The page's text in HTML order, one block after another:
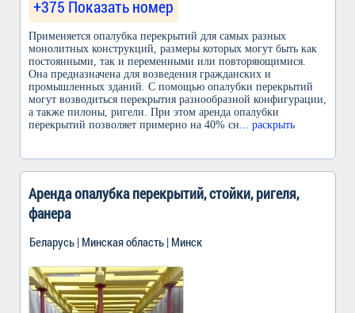
+375 Показать номер
Применяется опалубка перекрытий для самых разных
монолитных конструкций, размеры которых могут быть как
постоянными, так и переменными или повторяющимися.
Она предназначена для возведения гражданских и
промышленных зданий. С помощью опалубки перекрытий
могут возводиться перекрытия разнообразной конфигурации,
а также пилоны, ригели. При этом аренда опалубки
перекрытий позволяет примерно на 40% сн... раскрыть
Аренда опалубка перекрытий, стойки, ригеля,
фанера
Беларусь | Минская область | Минск